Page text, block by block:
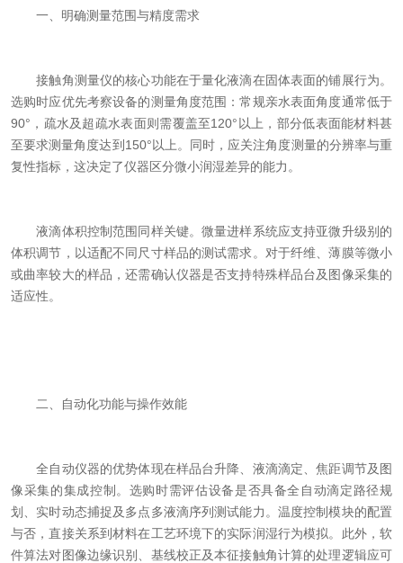
一、明确测量范围与精度需求
接触角测量仪的核心功能在于量化液滴在固体表面的铺展行为。
选购时应优先考察设备的测量角度范围：常规亲水表面角度通常低于
90°，疏水及超疏水表面则需覆盖至120°以上，部分低表面能材料甚
至要求测量角度达到150°以上。同时，应关注角度测量的分辨率与重
复性指标，这决定了仪器区分微小润湿差异的能力。
液滴体积控制范围同样关键。微量进样系统应支持亚微升级别的
体积调节，以适配不同尺寸样品的测试需求。对于纤维、薄膜等微小
或曲率较大的样品，还需确认仪器是否支持特殊样品台及图像采集的
适应性。
二、自动化功能与操作效能
全自动仪器的优势体现在样品台升降、液滴滴定、焦距调节及图
像采集的集成控制。选购时需评估设备是否具备全自动滴定路径规
划、实时动态捕捉及多点多液滴序列测试能力。温度控制模块的配置
与否，直接关系到材料在工艺环境下的实际润湿行为模拟。此外，软
件算法对图像边缘识别、基线校正及本征接触角计算的处理逻辑应可